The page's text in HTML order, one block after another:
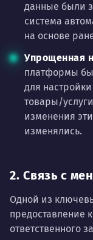
данные были
система
на основе
Упрощенная
платформы
для
товары/
изменения
изменялись.
2. Связь с
Одной из
предоставление
ответственного